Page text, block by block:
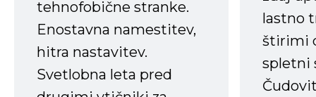
tehnofobične stranke.
Enostavna namestitev,
hitra nastavitev.
Svetlobna leta pred
lastno
štirimi
spletni